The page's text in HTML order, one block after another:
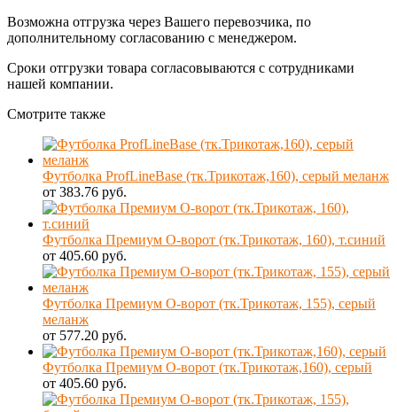
Возможна отгрузка через Вашего перевозчика, по
дополнительному согласованию с менеджером.
Сроки отгрузки товара согласовываются с сотрудниками
нашей компании.
Смотрите также
Футболка ProfLineBase (тк.Трикотаж,160), серый меланж
от 383.76 руб.
Футболка Премиум О-ворот (тк.Трикотаж, 160), т.синий
от 405.60 руб.
Футболка Премиум О-ворот (тк.Трикотаж, 155), серый
меланж
от 577.20 руб.
Футболка Премиум О-ворот (тк.Трикотаж,160), серый
от 405.60 руб.